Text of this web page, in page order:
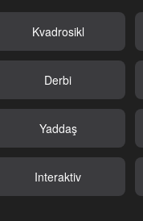
Kvadrosikl
Derbi
Yaddaş
Interaktiv